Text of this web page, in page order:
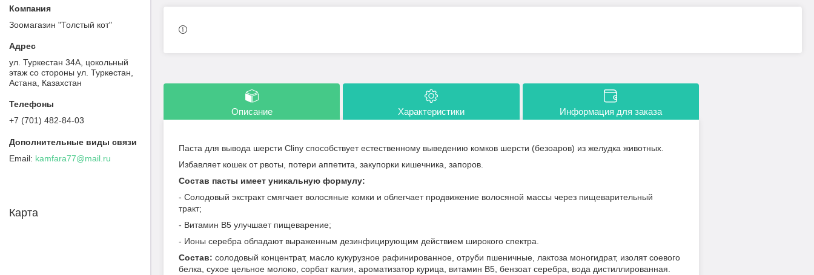
Описание Характеристики Информация для заказа
Паста для вывода шерсти Cliny способствует естественному выведению комков шерсти (безоаров) из желудка животных.
Избавляет кошек от рвоты, потери аппетита, закупорки кишечника, запоров.
Состав пасты имеет уникальную формулу:
- Солодовый экстракт смягчает волосяные комки и облегчает продвижение волосяной массы через пищеварительный
тракт;
- Витамин B5 улучшает пищеварение;
- Ионы серебра обладают выраженным дезинфицирующим действием широкого спектра.
Состав: солодовый концентрат, масло кукурузное рафинированное, отруби пшеничные, лактоза моногидрат, изолят соевого
белка, сухое цельное молоко, сорбат калия, ароматизатор курица, витамин В5, бензоат серебра, вода дистиллированная.
Зоомагазин "Толстый кот"
ул. Туркестан 34А, цокольный
этаж со стороны ул. Туркестан,
Астана, Казахстан
+7 (701) 482-84-03
kamfara77@mail.ru
Карта